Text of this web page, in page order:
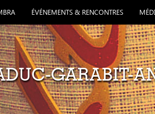
ÉVÉNEMENTS & RENCONTRES
GARABIT-